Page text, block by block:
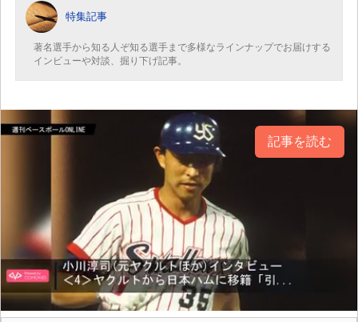
特集記事
著名選手から知る人ぞ知る選手まで多様なラインナップでお届けする
インビューや対談、掘り下げ記事。
記事を読む